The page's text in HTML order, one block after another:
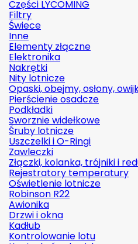
Części LYCOMING
Filtry
Świece
Inne
Elementy złączne
Elektronika
Nakrętki
Nity lotnicze
Opaski, obejmy, osłony,
Pierścienie osadcze
Podkładki
Sworznie widełkowe
Śruby lotnicze
Uszczelki i O-Ringi
Zawleczki
Złączki, kolanka, trójniki i
Rejestratory temperatury
Oświetlenie lotnicze
Robinson R22
Awionika
Drzwi i okna
Kadłub
Kontrolowanie lotu